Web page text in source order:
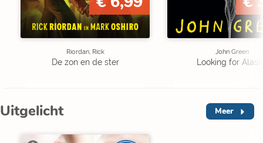
Riordan, Rick
De zon en de ster
John Green
Looking for
Uitgelicht Meer